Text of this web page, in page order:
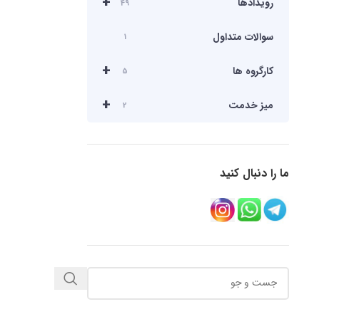
49
سوالات متداول 1
+ کارگروه ها 5
+ میز خدمت 2
ما را دنبال کنید